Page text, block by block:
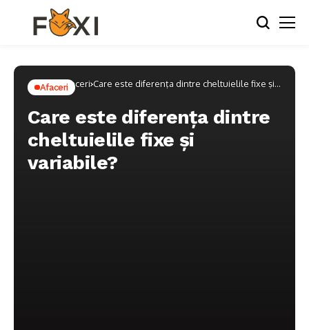
Home Afaceri Care este diferența dintre cheltuielile fixe și
Afaceri
Care este diferența dintre
cheltuielile fixe și
variabile?